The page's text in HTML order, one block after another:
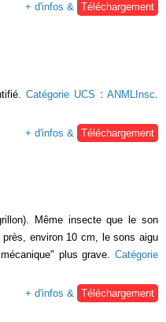
+ d'infos & Téléchargement
Catégorie UCS : ANMLInsc
+ d'infos &
Téléchargement
Même insecte que le son
environ 10 cm, le sons aigu
plus grave. Catégorie
+ d'infos & Téléchargement